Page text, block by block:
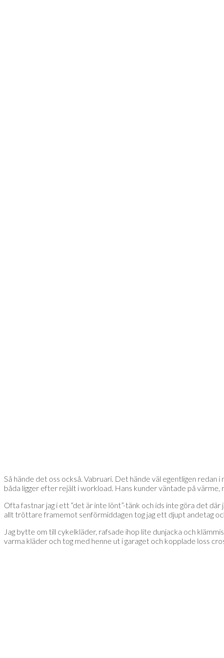
Så hände det oss också. Vabruari. Det hände väl egentligen
båda ligger efter rejält i workload. Hans kunder väntade på värme,
Ofta fastnar jag i ett “det är inte lönt”-tänk och ids inte göra det
allt tröttare framemot senförmiddagen tog jag ett djupt andetag
Jag bytte om till cykelkläder, rafsade ihop lite dunjacka och
varma kläder och tog med henne ut i garaget och kopplade loss